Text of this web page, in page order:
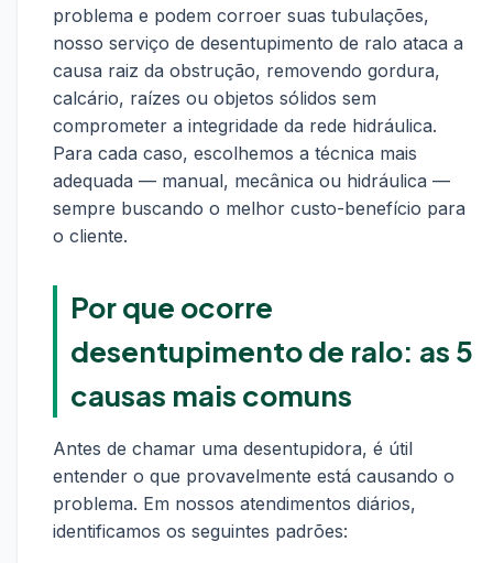
problema e podem corroer suas tubulações,
nosso serviço de desentupimento de ralo ataca a
causa raiz da obstrução, removendo gordura,
calcário, raízes ou objetos sólidos sem
comprometer a integridade da rede hidráulica.
Para cada caso, escolhemos a técnica mais
adequada — manual, mecânica ou hidráulica —
sempre buscando o melhor custo-benefício para
o cliente.
Por que ocorre
desentupimento de ralo: as 5
causas mais comuns
Antes de chamar uma desentupidora, é útil
entender o que provavelmente está causando o
problema. Em nossos atendimentos diários,
identificamos os seguintes padrões: